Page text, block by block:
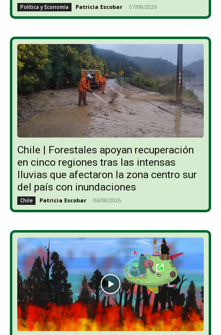
Política y Economía Patricia Escobar - 07/08/2026
Chile | Forestales apoyan recuperación
en cinco regiones tras las intensas
lluvias que afectaron la zona centro sur
del país con inundaciones
Chile Patricia Escobar - 06/08/2026